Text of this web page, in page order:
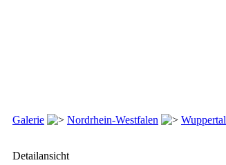
Galerie Nordrhein-Westfalen Wuppertal
Detailansicht